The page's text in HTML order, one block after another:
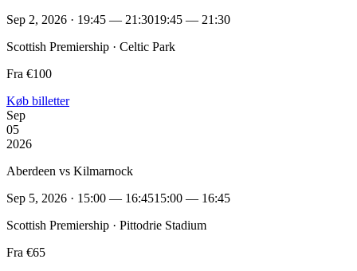
Sep 2, 2026 · 19:45 — 21:3019:45 — 21:30
Scottish Premiership · Celtic Park
Fra €100
Køb billetter
Sep
05
2026
Aberdeen vs Kilmarnock
Sep 5, 2026 · 15:00 — 16:4515:00 — 16:45
Scottish Premiership · Pittodrie Stadium
Fra €65